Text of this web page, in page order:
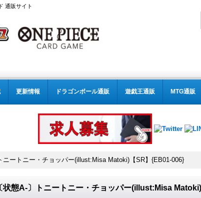
通販サイト
更新情報 ドラゴンボール通販 遊戯王通販 MTG通販
ニートニー・チョッパー(illust:Misa Matoki)【SR】{EB01-006}
状態A-〕トニートニー・チョッパー(illust:Misa